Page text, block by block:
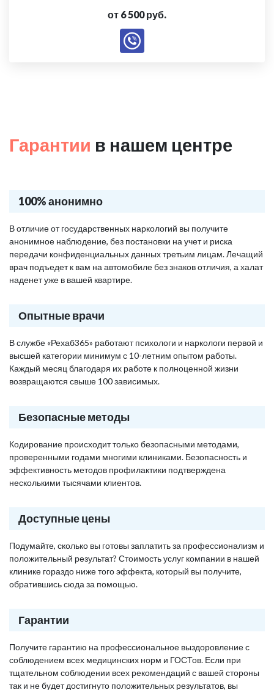
от 6 500 руб.
Гарантии в нашем центре
100% анонимно
В отличие от государственных наркологий вы получите
анонимное наблюдение, без постановки на учет и риска
передачи конфиденциальных данных третьим лицам. Лечащий
врач подъедет к вам на автомобиле без знаков отличия, а халат
наденет уже в вашей квартире.
Опытные врачи
В службе «Рехаб365» работают психологи и наркологи первой и
высшей категории минимум с 10-летним опытом работы.
Каждый месяц благодаря их работе к полноценной жизни
возвращаются свыше 100 зависимых.
Безопасные методы
Кодирование происходит только безопасными методами,
проверенными годами многими клиниками. Безопасность и
эффективность методов профилактики подтверждена
несколькими тысячами клиентов.
Доступные цены
Подумайте, сколько вы готовы заплатить за профессионализм и
положительный результат? Стоимость услуг компании в нашей
клинике гораздо ниже того эффекта, который вы получите,
обратившись сюда за помощью.
Гарантии
Получите гарантию на профессиональное выздоровление с
соблюдением всех медицинских норм и ГОСТов. Если при
тщательном соблюдении всех рекомендаций с вашей стороны
так и не будет достигнуто положительных результатов, вы